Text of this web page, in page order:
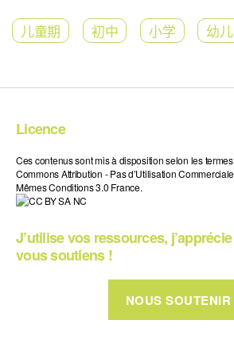
儿童期 初中 小学 幼
Licence
Ces contenus sont mis à disposition selon les
Commons Attribution - Pas d’Utilisation
Mêmes Conditions 3.0 France.
J’utilise vos ressources,
vous soutiens !
NOUS SOUTENIR